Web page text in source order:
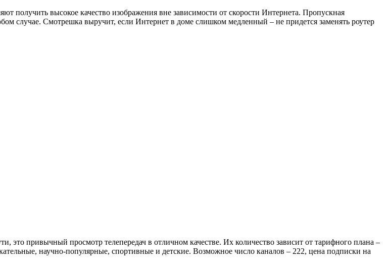
получить высокое качество изображения вне зависимости от скорости Интернета. Пропускная
случае. Смотрешка выручит, если Интернет в доме слишком медленный – не придется заменять роутер
это привычный просмотр телепередач в отличном качестве. Их количество зависит от тарифного плана –
научно-популярные, спортивные и детские. Возможное число каналов – 222, цена подписки на